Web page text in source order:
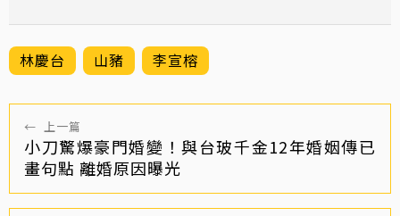
林慶台 山豬 李宣榕
← 上一篇
小刀驚爆豪門婚變！與台玻千金12年婚姻傳已
畫句點 離婚原因曝光